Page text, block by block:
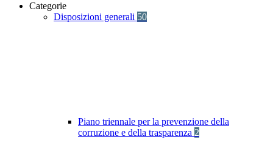
Categorie
Disposizioni generali 50
Piano triennale per la prevenzione della
corruzione e della trasparenza 2